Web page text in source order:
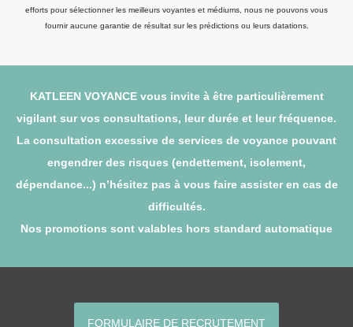
efforts pour sélectionner les meilleurs voyantes et médiums, nous ne pouvons vous
fournir aucune garantie de résultat sur les prédictions ou leurs datations.
KATLEEN VOYANCE vous invite à être particulièrement
vigilant sur vos consultations, leur durée et leur fréquence.
La consultation excessive de services de voyance pouvant
engendrer des risques (endettement, isolement,
dépendance...) n’hésitez pas à vous faire assister en cas de
difficultés.
Nos promotions sont valables hors standard automatique
FORMULAIRE DE RECRUTEMENT